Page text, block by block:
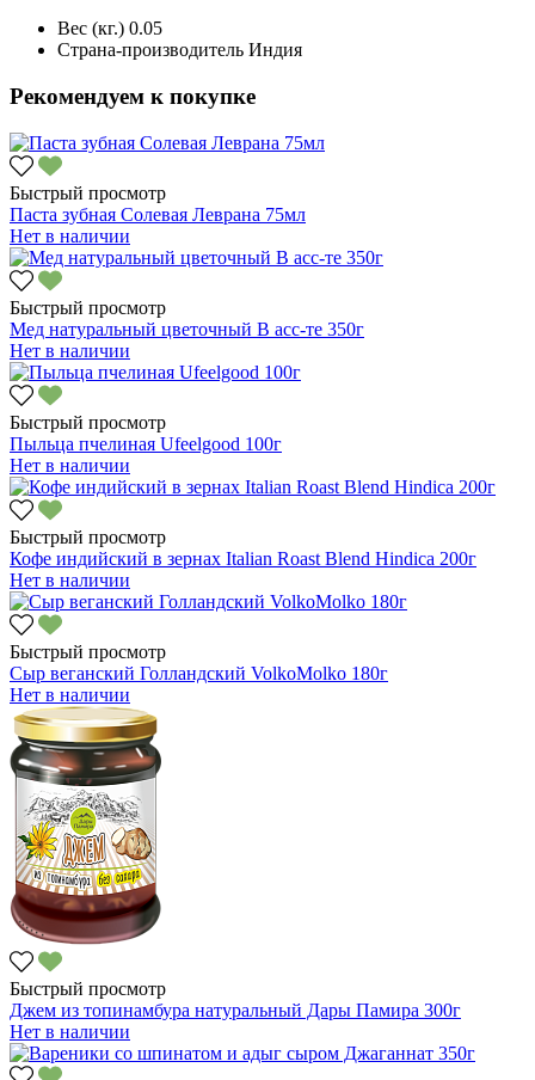
Вес (кг.) 0.05
Страна-производитель Индия
Рекомендуем к покупке
Быстрый просмотр
Паста зубная Солевая Леврана 75мл
Нет в наличии
Быстрый просмотр
Мед натуральный цветочный В асс-те 350г
Нет в наличии
Быстрый просмотр
Пыльца пчелиная Ufeelgood 100г
Нет в наличии
Быстрый просмотр
Кофе индийский в зернах Italian Roast Blend Hindica 200г
Нет в наличии
Быстрый просмотр
Сыр веганский Голландский VolkoMolko 180г
Нет в наличии
Быстрый просмотр
Джем из топинамбура натуральный Дары Памира 300г
Нет в наличии